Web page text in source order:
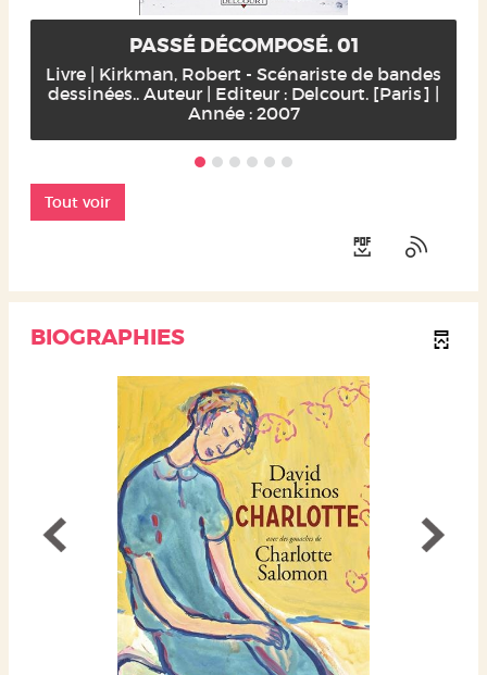
PASSÉ DÉCOMPOSÉ. 01
Livre | Kirkman, Robert - Scénariste de bandes
dessinées.. Auteur | Editeur : Delcourt. [Paris] |
Année : 2007
Tout voir
BIOGRAPHIES